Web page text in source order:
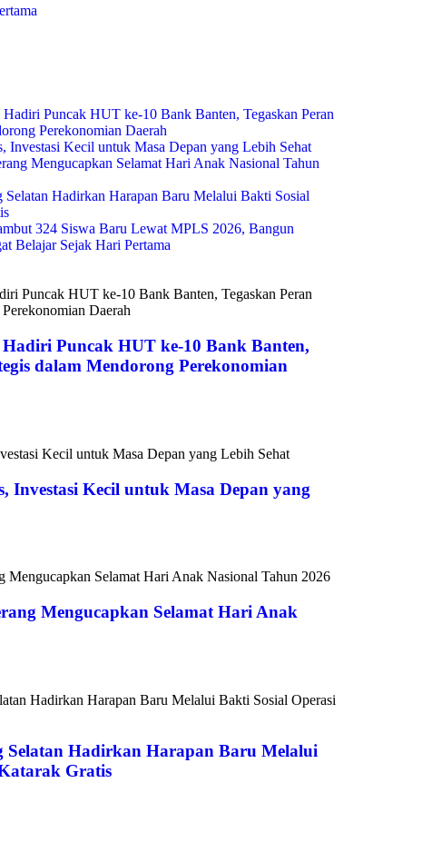
Puncak HUT ke-10 Bank Banten, Tegaskan Peran
Perekonomian Daerah
Investasi Kecil untuk Masa Depan yang Lebih Sehat
Mengucapkan Selamat Hari Anak Nasional Tahun
Selatan Hadirkan Harapan Baru Melalui Bakti Sosial
324 Siswa Baru Lewat MPLS 2026, Bangun
Belajar Sejak Hari Pertama
Puncak HUT ke-10 Bank Banten,
dalam Mendorong Perekonomian
Investasi Kecil untuk Masa Depan yang
Mengucapkan Selamat Hari Anak
Selatan Hadirkan Harapan Baru Melalui
Gratis